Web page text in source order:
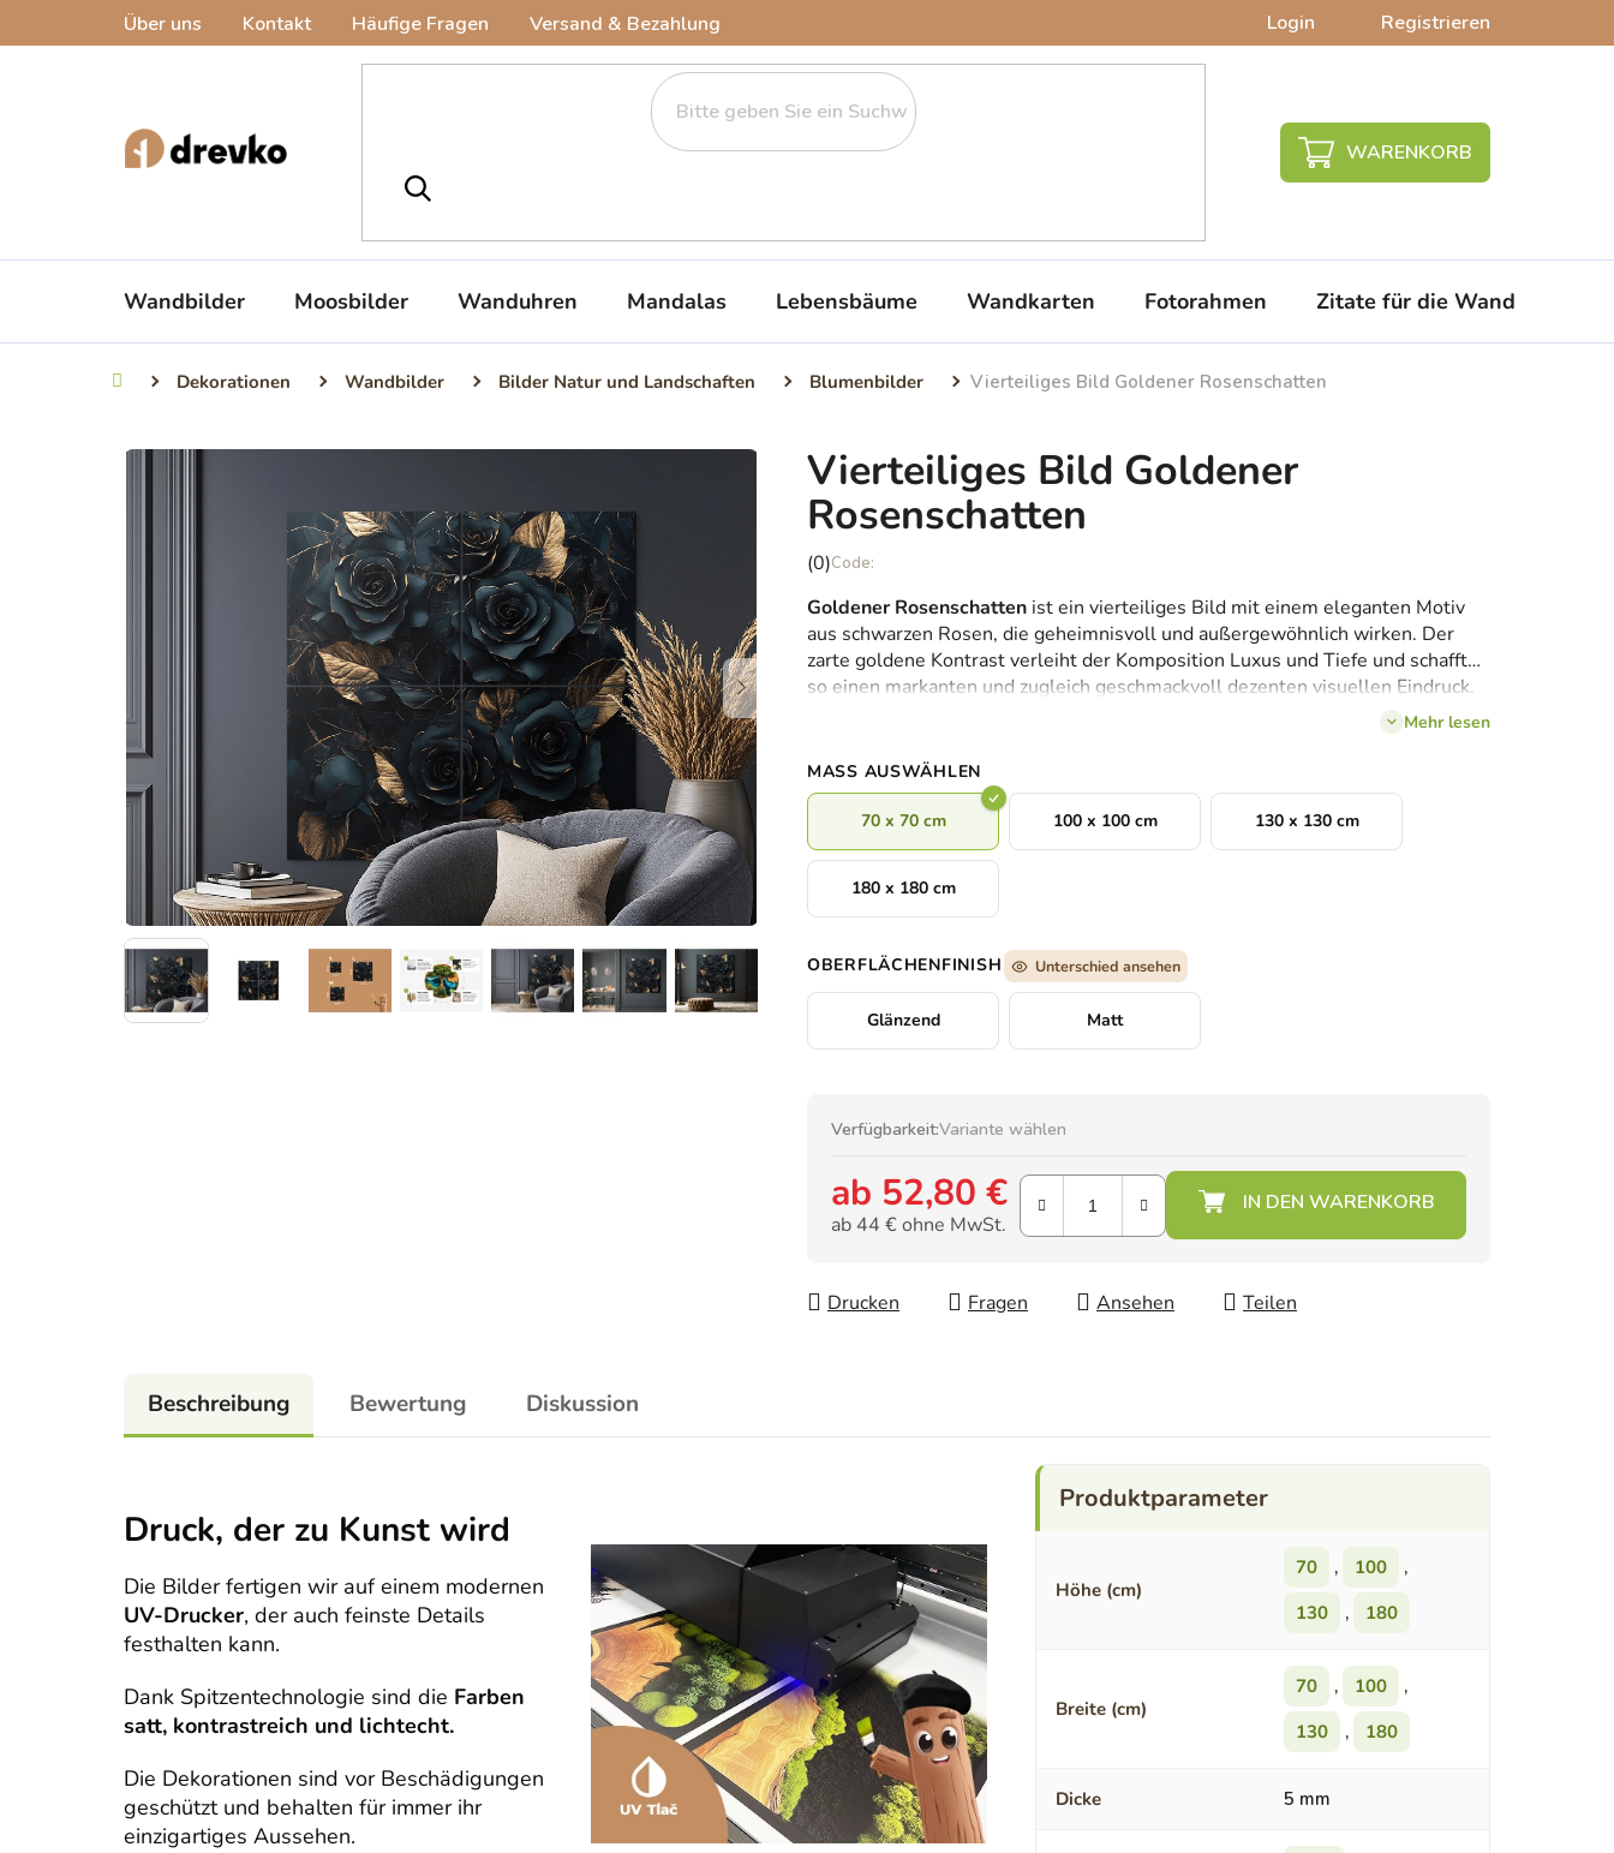
Über uns Kontakt Häufige Fragen Versand & Bezahlung Login Registrieren
WARENKORB
Wandbilder Moosbilder Wanduhren Mandalas Lebensbäume Wandkarten Fotorahmen Zitate für die Wand
StartseiteDekorationen Wandbilder Bilder Natur und Landschaften Blumenbilder Vierteiliges Bild Goldener Rosenschatten
Vierteiliges Bild Goldener
Rosenschatten
Die
Produktbewertung
ist
0,0
von
(0)
Goldener Rosenschatten ist ein vierteiliges Bild mit einem eleganten Motiv
aus schwarzen Rosen, die geheimnisvoll und außergewöhnlich wirken. Der
zarte goldene Kontrast verleiht der Komposition Luxus und Tiefe und schafft
so einen markanten und zugleich geschmackvoll dezenten visuellen Eindruck.
Perfekt für die Wand in einem modern oder glamourös eingerichteten
eleganten Eingangshalle.
Mehr lesen
MASS AUSWÄHLEN
70 x 70 cm 100 x 100 cm 130 x 130 cm
180 x 180 cm
OBERFLÄCHENFINISH Unterschied ansehen
Glänzend Matt
Verfügbarkeit:Variante wählen
ab 52,80 €
ab 44 €ohne MwSt.
Drucken
Fragen Ansehen Teilen
Beschreibung Bewertung Diskussion
Druck, der zu Kunst wird
Die Bilder fertigen wir auf einem modernen
UV-Drucker, der auch feinste Details
festhalten kann.
Dank Spitzentechnologie sind die Farben
satt, kontrastreich und lichtecht.
Die Dekorationen sind vor Beschädigungen
geschützt und behalten für immer ihr
einzigartiges Aussehen.
Höhe (cm)
70 , 100
,
130
, 180
Breite (cm)
70 , 100
,
130
, 180
Dicke 5 mm